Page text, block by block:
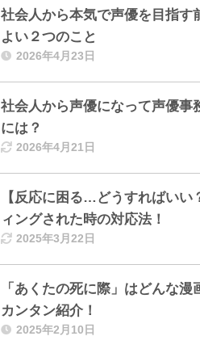
2026年4月23日
社会人から本気で声優を目指す
よい２つのこと
2026年4月21日
社会人から声優になって声優事
には？
2025年3月22日
【反応に困る…どうすればいい
ィングされた時の対応法！
2025年2月10日
「あくたの死に際」はどんな漫
カンタン紹介！